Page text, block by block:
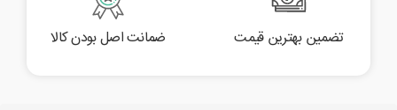
تضمین بهترین قیمت ضمانت اصل بودن کالا